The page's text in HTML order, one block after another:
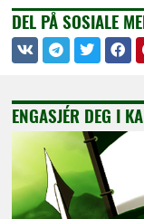
DEL PÅ SOSIALE
ENGASJÉR DEG I